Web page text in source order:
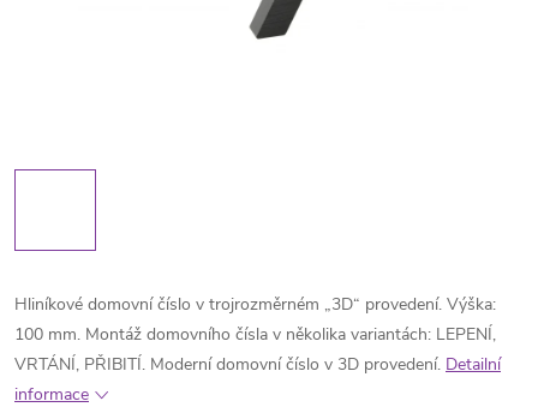
Hliníkové domovní číslo v trojrozměrném „3D“ provedení. Výška:
100 mm. Montáž domovního čísla v několika variantách: LEPENÍ,
VRTÁNÍ, PŘIBITÍ. Moderní domovní číslo v 3D provedení. Detailní
informace